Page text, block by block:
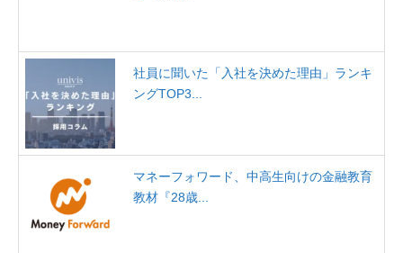
社員に聞いた「入社を決めた理由」ランキ
ングTOP3...
マネーフォワード、中高生向けの金融教育
教材『28歳...